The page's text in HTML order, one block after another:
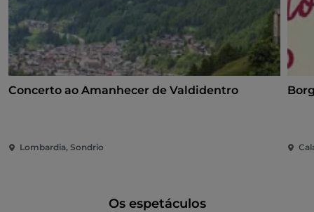
Concerto ao Amanhecer de Valdidentro
Lombardia, Sondrio
Os espetáculos